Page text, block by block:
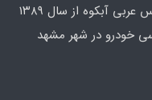
با مدیریت آقای عباس عربی آبکوه از سال ۱۳۸۹
خودرو در شهر مشهد